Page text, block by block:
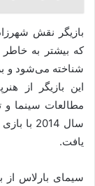
شناخته می‌شود و
این بازیگر از
مطالعات سینما و
یافت.
سیمای بارلاس از